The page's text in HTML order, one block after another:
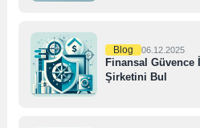
Blog 06.12.2025
Finansal Güvence
Şirketini Bul